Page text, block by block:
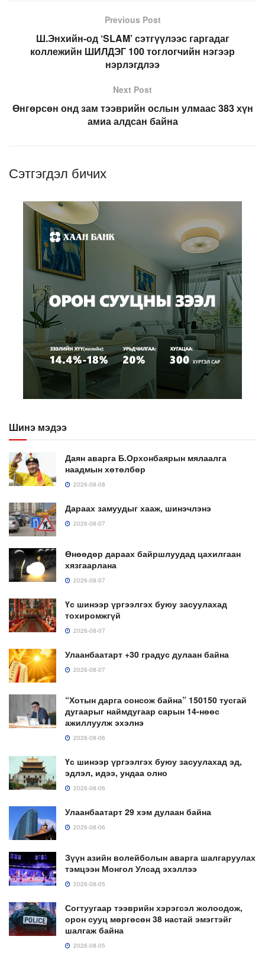
Previous Post
Ш.Энхийн-од ‘SLAM’ сэтгүүлээс гаргадаг
коллежийн ШИЛДЭГ 100 тоглогчийн нэгээр
нэрлэгдлээ
Next Post
Өнгөрсөн онд зам тээврийн ослын улмаас 383 хүн
амиа алдсан байна
Сэтгэгдэл бичих
Шинэ мэдээ
Даян аварга Б.Орхонбаярын мялаалга
наадмын хөтөлбөр
2026-08-08
Дараах замуудыг хааж, шинэчлэнэ
2026-08-07
Өнөөдөр дараах байршлуудад цахилгаан
хязгаарлана
2026-08-07
Үс шинээр үргээлгэх буюу засуулахад
тохиромжгүй
2026-08-07
Улаанбаатарт +30 градус дулаан байна
2026-08-07
“Хотын дарга сонсож байна” 150150 тусгай
дугаарыг наймдугаар сарын 14-нөөс
ажиллуулж эхэлнэ
2026-08-06
Үс шинээр үргээлгэх буюу засуулахад эд,
эдлэл, идээ, ундаа олно
2026-08-06
Улаанбаатарт 29 хэм дулаан байна
2026-08-06
Зүүн азийн волейболын аварга шалгаруулах
тэмцээн Монгол Улсад эхэллээ
2026-08-05
Согтуугаар тээврийн хэрэгсэл жолоодож,
орон сууц мөргөсөн 38 настай эмэгтэйг
шалгаж байна
2026-08-05